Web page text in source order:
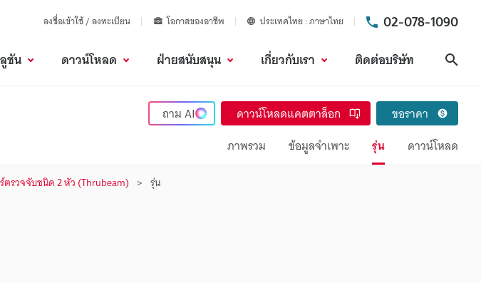
ลงชื่อเข้าใช้ / ลงทะเบียน โอกาสของอาชีพ ประเทศไทย ภาษาไทย 02-078-1090
ชัน ดาวน์โหลด ฝ่ายสนับสนุน เกี่ยวกับเรา ติดต่อบริษัท
ถามAI ดาวน์โหลดแคตตาล็อก
ขอราคา
ภาพรวม
ข้อมูลจำเพาะ รุ่น ดาวน์โหลด
ร์ตรวจจับชนิด 2 หัว (Thrubeam) รุ่น